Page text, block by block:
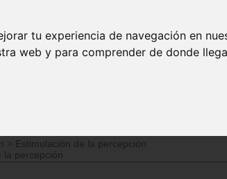
tu experiencia de navegación en
web y para comprender de donde
> Estimulación de la percepción
la percepción